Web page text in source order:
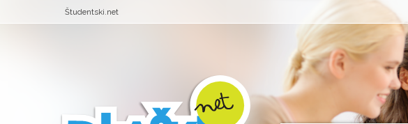
Študentski.net